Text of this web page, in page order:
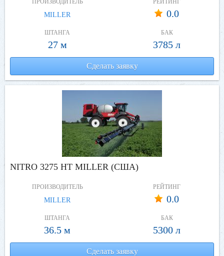
ПРОИЗВОДИТЕЛЬ
MILLER
РЕЙТИНГ
0.0
ШТАНГА
27 м
БАК
3785 л
Сделать заявку
NITRO 3275 НТ MILLER (США)
ПРОИЗВОДИТЕЛЬ
MILLER
РЕЙТИНГ
0.0
ШТАНГА
36.5 м
БАК
5300 л
Сделать заявку